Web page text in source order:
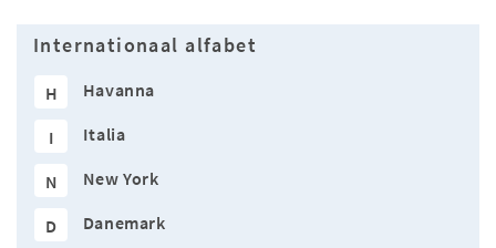
Internationaal alfabet
H Havanna
I Italia
N New York
D Danemark